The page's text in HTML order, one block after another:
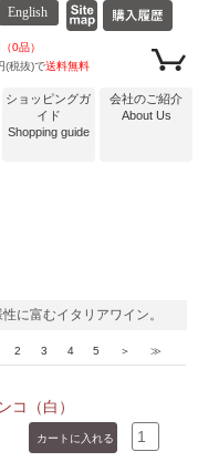
0品）
(税抜)で送料無料
ショッピングガ
イド
Shopping guide
会社のご紹介
About Us
に富むイタリアワイン。
2 3 4 5 ＞ ≫
（白）